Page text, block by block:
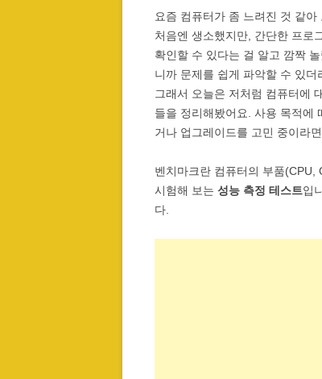
요즘 컴퓨터가 좀 느려진 것 같아
처음엔 생소했지만, 간단한 프로
확인할 수 있다는 걸 알고 깜짝
니까 문제를 쉽게 파악할 수 있더
그래서 오늘은 저처럼 컴퓨터에
들을 정리해봤어요. 사용 목적에
거나 업그레이드를 고민 중이라
벤치마크란 컴퓨터의 부품(CPU,
시험해 보는 성능 측정 테스트입
다.